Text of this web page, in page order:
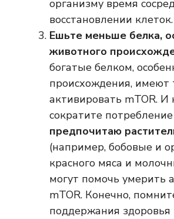
организму время
восстановлении клеток.
Ешьте меньше белка,
животного
богатые белком,
происхождения,
активировать mTOR. И
сократите
предпочитаю
(например, бобовые и
красного мяса и
могут помочь умерить
mTOR. Конечно,
поддержания